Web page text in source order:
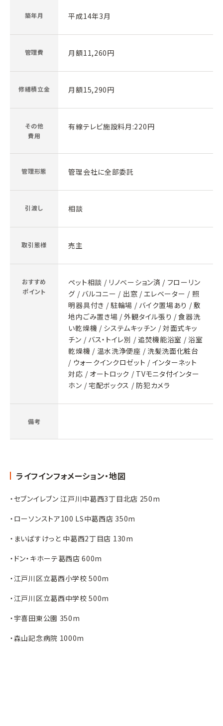
築年月 平成14年3月
管理費 月額11,260円
修繕積立金 月額15,290円
その他
費用
有線テレビ施設料月:220円
管理形態 管理会社に全部委託
引渡し 相談
取引態様 売主
おすすめ
ポイント
ペット相談 / リノベーション済 / フローリン
グ / バルコニー / 出窓 / エレベーター / 照
明器具付き / 駐輪場 / バイク置場あり / 敷
地内ごみ置き場 / 外観タイル張り / 食器洗
い乾燥機 / システムキッチン / 対面式キッ
チン / バス・トイレ別 / 追焚機能浴室 / 浴室
乾燥機 / 温水洗浄便座 / 洗髪洗面化粧台
/ ウォークインクロゼット / インターネット
対応 / オートロック / TVモニタ付インター
ホン / 宅配ボックス / 防犯カメラ
備考
ライフインフォメーション・地図
・セブンイレブン 江戸川中葛西3丁目北店 250m
・ローソンストア100 LS中葛西店 350m
・まいばすけっと 中葛西2丁目店 130m
・ドン・キホーテ葛西店 600m
・江戸川区立葛西小学校 500m
・江戸川区立葛西中学校 500m
・宇喜田東公園 350m
・森山記念病院 1000m